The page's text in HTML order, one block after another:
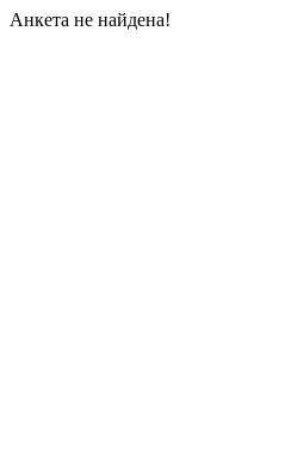
Анкета не найдена!